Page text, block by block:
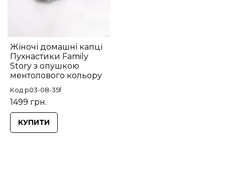
Жіночі домашні капці
Пухнастики Family
Story з опушкою
ментолового кольору
Код p03-08-35f
1499 грн.
КУПИТИ